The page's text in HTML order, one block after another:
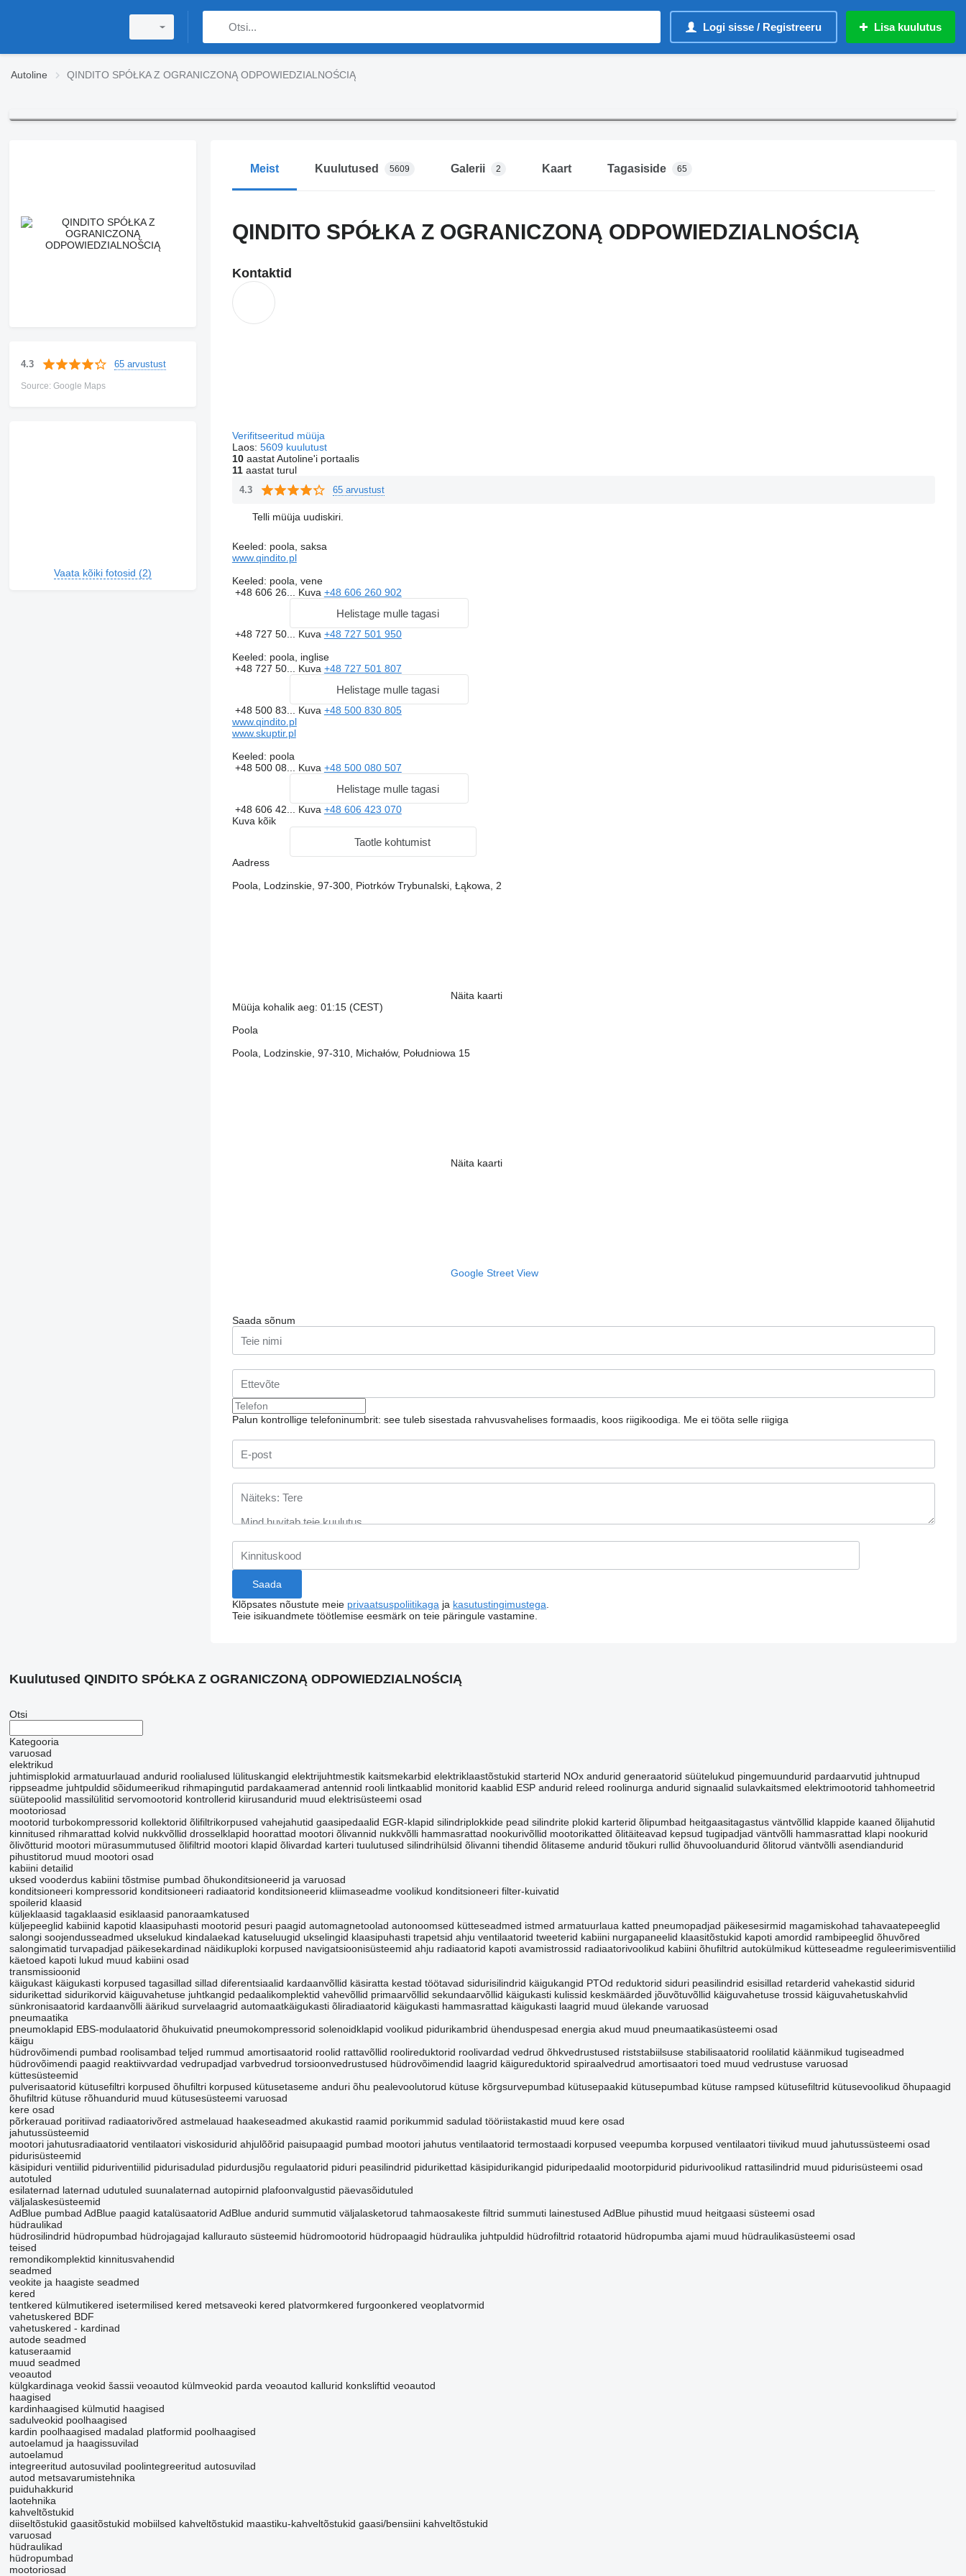
Logi sisse / Registreeru Lisa kuulutus
Autoline QINDITO SPÓŁKA Z OGRANICZONĄ ODPOWIEDZIALNOŚCIĄ
4.3 65 arvustust
Source: Google Maps
Vaata kõiki fotosid (2)
Meist Kuulutused 5609 Galerii 2 Kaart Tagasiside 65
QINDITO SPÓŁKA Z OGRANICZONĄ ODPOWIEDZIALNOŚCIĄ
Kontaktid
Verifitseeritud müüja
Laos: 5609 kuulutust
10aastat Autoline'i portaalis
11aastat turul
4.3 65 arvustust
Telli müüja uudiskiri.
Keeled: poola, saksa
www.qindito.pl
Keeled: poola, vene
+48 606 26... Kuva +48 606 260 902
Helistage mulle tagasi
+48 727 50... Kuva +48 727 501 950
Keeled: poola, inglise
+48 727 50... Kuva +48 727 501 807
Helistage mulle tagasi
+48 500 83... Kuva +48 500 830 805
www.qindito.pl
www.skuptir.pl
Keeled: poola
+48 500 08... Kuva +48 500 080 507
Helistage mulle tagasi
+48 606 42... Kuva +48 606 423 070
Kuva kõik
Taotle kohtumist
Aadress
Poola, Lodzinskie, 97-300, Piotrków Trybunalski, Łąkowa, 2
Näita kaarti
Müüja kohalik aeg: 01:15 (CEST)
Poola
Poola, Lodzinskie, 97-310, Michałów, Południowa 15
Näita kaarti
Google Street View
Saada sõnum
Palun kontrollige telefoninumbrit: see tuleb sisestada rahvusvahelises formaadis, koos riigikoodiga. Me ei tööta selle riigiga
Klõpsates nõustute meie privaatsuspoliitikaga ja kasutustingimustega
Teie isikuandmete töötlemise eesmärk on teie päringule vastamine.
Kuulutused QINDITO SPÓŁKA Z OGRANICZONĄ ODPOWIEDZIALNOŚCIĄ
Otsi
Kategooria
varuosad
elektrikud
juhtimisplokid armatuurlauad andurid roolialused lülituskangid elektrijuhtmestik kaitsmekarbid elektriklaastõstukid starterid NOx andurid generaatorid süütelukud pingemuundurid pardaarvutid juhtnupud
rippseadme juhtpuldid sõidumeerikud rihmapingutid pardakaamerad antennid rooli lintkaablid monitorid kaablid ESP andurid releed roolinurga andurid signaalid sulavkaitsmed elektrimootorid tahhomeetrid
süütepoolid massilülitid servomootorid kontrollerid kiirusandurid muud elektrisüsteemi osad
mootoriosad
mootorid turbokompressorid kollektorid õlifiltrikorpused vahejahutid gaasipedaalid EGR-klapid silindriplokkide pead silindrite plokid karterid õlipumbad heitgaasitagastus väntvõllid klappide kaaned õlijahutid
kinnitused rihmarattad kolvid nukkvõllid drosselklapid hoorattad mootori õlivannid nukkvõlli hammasrattad nookurivõllid mootorikatted õlitäiteavad kepsud tugipadjad väntvõlli hammasrattad klapi nookurid
õlivõtturid mootori mürasummutused õlifiltrid mootori klapid õlivardad karteri tuulutused silindrihülsid õlivanni tihendid õlitaseme andurid tõukuri rullid õhuvooluandurid õlitorud väntvõlli asendiandurid
pihustitorud muud mootori osad
kabiini detailid
uksed vooderdus kabiini tõstmise pumbad õhukonditsioneerid ja varuosad
konditsioneeri kompressorid konditsioneeri radiaatorid konditsioneerid kliimaseadme voolikud konditsioneeri filter-kuivatid
spoilerid klaasid
küljeklaasid tagaklaasid esiklaasid panoraamkatused
küljepeeglid kabiinid kapotid klaasipuhasti mootorid pesuri paagid automagnetoolad autonoomsed kütteseadmed istmed armatuurlaua katted pneumopadjad päikesesirmid magamiskohad tahavaatepeeglid
salongi soojendusseadmed ukselukud kindalaekad katuseluugid ukselingid klaasipuhasti trapetsid ahju ventilaatorid tweeterid kabiini nurgapaneelid klaasitõstukid kapoti amordid rambipeeglid õhuvõred
salongimatid turvapadjad päikesekardinad näidikuploki korpused navigatsioonisüsteemid ahju radiaatorid kapoti avamistrossid radiaatorivoolikud kabiini õhufiltrid autokülmikud kütteseadme reguleerimisventiilid
käetoed kapoti lukud muud kabiini osad
transmissioonid
käigukast käigukasti korpused tagasillad sillad diferentsiaalid kardaanvõllid käsiratta kestad töötavad sidurisilindrid käigukangid PTOd reduktorid siduri peasilindrid esisillad retarderid vahekastid sidurid
sidurikettad sidurikorvid käiguvahetuse juhtkangid pedaalikomplektid vahevõllid primaarvõllid sekundaarvõllid käigukasti kulissid keskmäärded jõuvõtuvõllid käiguvahetuse trossid käiguvahetuskahvlid
sünkronisaatorid kardaanvõlli äärikud survelaagrid automaatkäigukasti õliradiaatorid käigukasti hammasrattad käigukasti laagrid muud ülekande varuosad
pneumaatika
pneumoklapid EBS-modulaatorid õhukuivatid pneumokompressorid solenoidklapid voolikud pidurikambrid ühenduspesad energia akud muud pneumaatikasüsteemi osad
käigu
hüdrovõimendi pumbad roolisambad teljed rummud amortisaatorid roolid rattavõllid roolireduktorid roolivardad vedrud õhkvedrustused riststabiilsuse stabilisaatorid roolilatid käänmikud tugiseadmed
hüdrovõimendi paagid reaktiivvardad vedrupadjad varbvedrud torsioonvedrustused hüdrovõimendid laagrid käigureduktorid spiraalvedrud amortisaatori toed muud vedrustuse varuosad
küttesüsteemid
pulverisaatorid kütusefiltri korpused õhufiltri korpused kütusetaseme anduri õhu pealevoolutorud kütuse kõrgsurvepumbad kütusepaakid kütusepumbad kütuse rampsed kütusefiltrid kütusevoolikud õhupaagid
õhufiltrid kütuse rõhuandurid muud kütusesüsteemi varuosad
kere osad
põrkerauad poritiivad radiaatorivõred astmelauad haakeseadmed akukastid raamid porikummid sadulad tööriistakastid muud kere osad
jahutussüsteemid
mootori jahutusradiaatorid ventilaatori viskosidurid ahjulõõrid paisupaagid pumbad mootori jahutus ventilaatorid termostaadi korpused veepumba korpused ventilaatori tiivikud muud jahutussüsteemi osad
pidurisüsteemid
käsipiduri ventiilid piduriventiilid pidurisadulad pidurdusjõu regulaatorid piduri peasilindrid pidurikettad käsipidurikangid piduripedaalid mootorpidurid pidurivoolikud rattasilindrid muud pidurisüsteemi osad
autotuled
esilaternad laternad udutuled suunalaternad autopirnid plafoonvalgustid päevasõidutuled
väljalaskesüsteemid
AdBlue pumbad AdBlue paagid katalüsaatorid AdBlue andurid summutid väljalasketorud tahmaosakeste filtrid summuti lainestused AdBlue pihustid muud heitgaasi süsteemi osad
hüdraulikad
hüdrosilindrid hüdropumbad hüdrojagajad kallurauto süsteemid hüdromootorid hüdropaagid hüdraulika juhtpuldid hüdrofiltrid rotaatorid hüdropumba ajami muud hüdraulikasüsteemi osad
teised
remondikomplektid kinnitusvahendid
seadmed
veokite ja haagiste seadmed
kered
tentkered külmutikered isetermilised kered metsaveoki kered platvormkered furgoonkered veoplatvormid
vahetuskered BDF
vahetuskered - kardinad
autode seadmed
katuseraamid
muud seadmed
veoautod
külgkardinaga veokid šassii veoautod külmveokid parda veoautod kallurid konksliftid veoautod
haagised
kardinhaagised külmutid haagised
sadulveokid poolhaagised
kardin poolhaagised madalad platformid poolhaagised
autoelamud ja haagissuvilad
autoelamud
integreeritud autosuvilad poolintegreeritud autosuvilad
autod metsavarumistehnika
puiduhakkurid
laotehnika
kahveltõstukid
diiseltõstukid gaasitõstukid mobiilsed kahveltõstukid maastiku-kahveltõstukid gaasi/bensiini kahveltõstukid
varuosad
hüdraulikad
hüdropumbad
mootoriosad